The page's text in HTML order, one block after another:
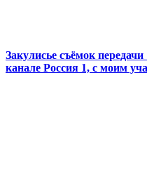
Закулисье съёмок
канале Россия 1, с моим